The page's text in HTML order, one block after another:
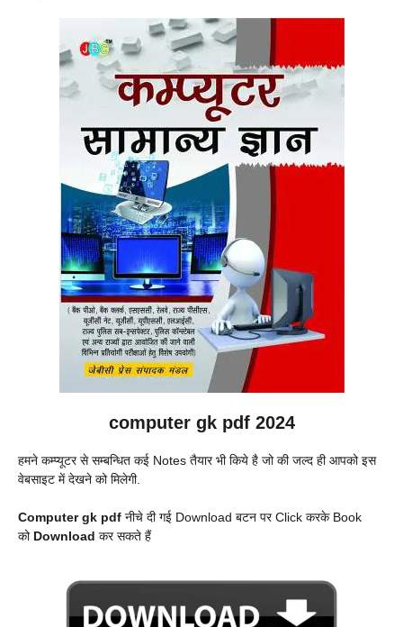
computer gk pdf 2024
हमने कम्प्यूटर से सम्बन्धित कई Notes तैयार भी किये है जो की जल्द ही आपको इस
वेबसाइट में देखने को मिलेगी.
Computer gk pdf नीचे दी गई Download बटन पर Click करके Book
को Download कर सकते हैं